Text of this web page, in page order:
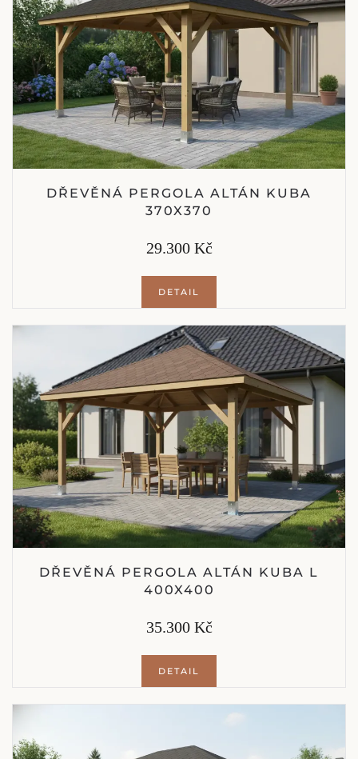
DŘEVĚNÁ PERGOLA ALTÁN KUBA
370X370
29.300 Kč
DETAIL
DŘEVĚNÁ PERGOLA ALTÁN KUBA L
400X400
35.300 Kč
DETAIL